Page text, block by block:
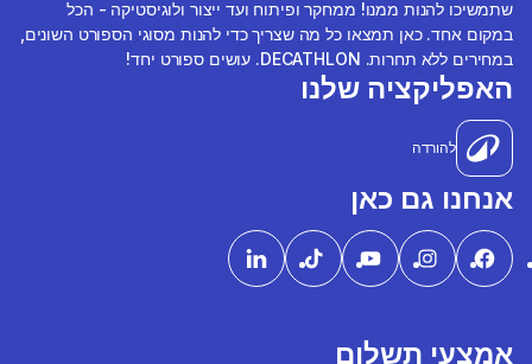
שתמשיכו להנות ממנו! ממחקר ופיתוח ועד ייצור ולוגיסטיקה - הכל
במקום אחד. כאן תמצאו כל מה שצריך כדי להנות מסוגי הספורט השונים,
במחירים ללא תחרות. DECATHLON. עושים ספורט יחד!
האפליקציה שלנו
להורדה
אנחנו גם כאן
אמצעי תשלום